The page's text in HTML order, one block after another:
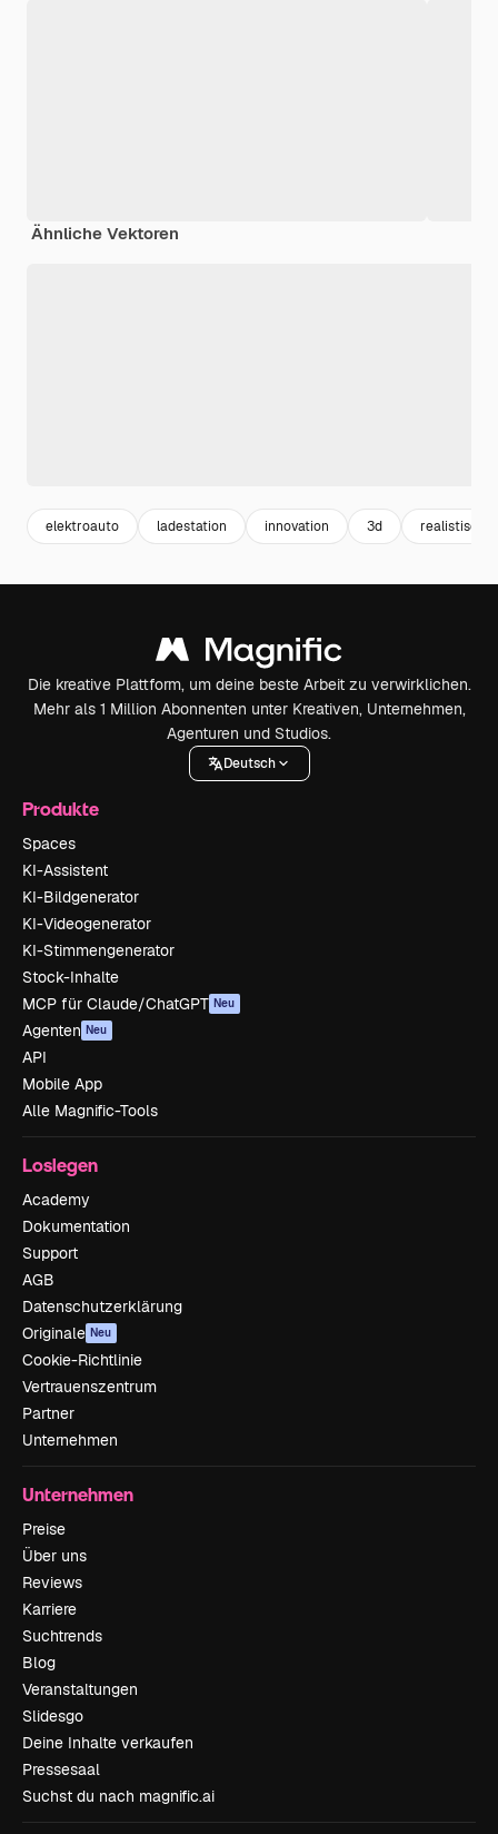
Ähnliche Vektoren
elektroauto ladestation innovation 3d realistisch
Die kreative Plattform, um deine beste Arbeit zu verwirklichen.
Mehr als 1 Million Abonnenten unter Kreativen, Unternehmen,
Agenturen und Studios.
Deutsch
Produkte
Spaces
KI-Assistent
KI-Bildgenerator
KI-Videogenerator
KI-Stimmengenerator
Stock-Inhalte
MCP für Claude/ChatGPT Neu
Agenten Neu
API
Mobile App
Alle Magnific-Tools
Loslegen
Academy
Dokumentation
Support
AGB
Datenschutzerklärung
Originale Neu
Cookie-Richtlinie
Vertrauenszentrum
Partner
Unternehmen
Unternehmen
Preise
Über uns
Reviews
Karriere
Suchtrends
Blog
Veranstaltungen
Slidesgo
Deine Inhalte verkaufen
Pressesaal
Suchst du nach magnific.ai